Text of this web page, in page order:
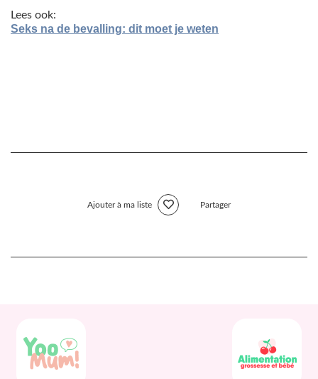
Lees ook:
Seks na de bevalling: dit moet je weten
Ajouter à ma liste Partager